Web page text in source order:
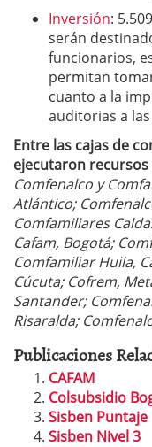
Inversión:
serán
funcionarios,
permitan
cuanto a la
auditorias a
Entre las cajas de
ejecutaron
Comfenalco y
Atlántico;
Comfamiliares
Cafam, Bogotá;
Comfamiliar Huila,
Cúcuta; Cofrem,
Santander;
Risaralda;
Publicaciones
CAFAM
Colsubsidio
Sisben Puntaje
Sisben Nivel 3